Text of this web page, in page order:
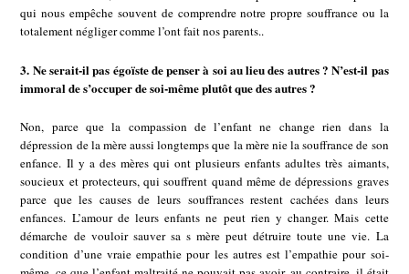
qui nous empêche souvent de comprendre notre propre souffrance ou la
totalement négliger comme l’ont fait nos parents..
3. Ne serait-il pas égoïste de penser à soi au lieu des autres ? N’est-il pas
immoral de s’occuper de soi-même plutôt que des autres ?
Non, parce que la compassion de l’enfant ne change rien dans la
dépression de la mère aussi longtemps que la mère nie la souffrance de son
enfance. Il y a des mères qui ont plusieurs enfants adultes très aimants,
soucieux et protecteurs, qui souffrent quand même de dépressions graves
parce que les causes de leurs souffrances restent cachées dans leurs
enfances. L’amour de leurs enfants ne peut rien y changer. Mais cette
démarche de vouloir sauver sa s mère peut détruire toute une vie. La
condition d’une vraie empathie pour les autres est l’empathie pour soi-